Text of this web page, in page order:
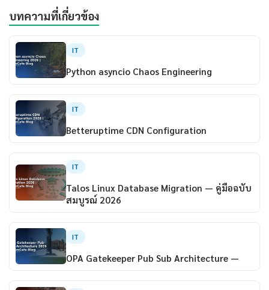
บทความที่เกี่ยวข้อง
IT
Python asyncio Chaos Engineering
IT
Betteruptime CDN Configuration
IT
Talos Linux Database Migration — คู่มือฉบับ
สมบูรณ์ 2026
IT
OPA Gatekeeper Pub Sub Architecture —